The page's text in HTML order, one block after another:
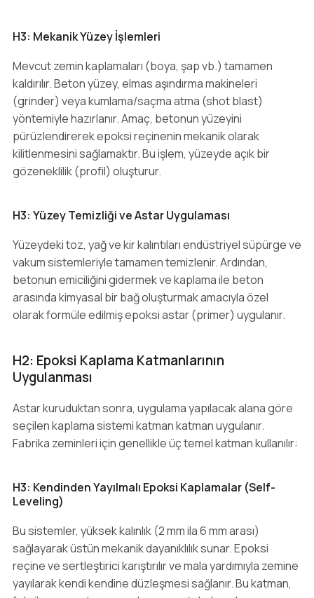
H3: Mekanik Yüzey İşlemleri
Mevcut zemin kaplamaları (boya, şap vb.) tamamen
kaldırılır. Beton yüzey, elmas aşındırma makineleri
(grinder) veya kumlama/saçma atma (shot blast)
yöntemiyle hazırlanır. Amaç, betonun yüzeyini
pürüzlendirerek epoksi reçinenin mekanik olarak
kilitlenmesini sağlamaktır. Bu işlem, yüzeyde açık bir
gözeneklilik (profil) oluşturur.
H3: Yüzey Temizliği ve Astar Uygulaması
Yüzeydeki toz, yağ ve kir kalıntıları endüstriyel süpürge ve
vakum sistemleriyle tamamen temizlenir. Ardından,
betonun emiciliğini gidermek ve kaplama ile beton
arasında kimyasal bir bağ oluşturmak amacıyla özel
olarak formüle edilmiş epoksi astar (primer) uygulanır.
H2: Epoksi Kaplama Katmanlarının
Uygulanması
Astar kuruduktan sonra, uygulama yapılacak alana göre
seçilen kaplama sistemi katman katman uygulanır.
Fabrika zeminleri için genellikle üç temel katman kullanılır:
H3: Kendinden Yayılmalı Epoksi Kaplamalar (Self-
Leveling)
Bu sistemler, yüksek kalınlık (2 mm ila 6 mm arası)
sağlayarak üstün mekanik dayanıklılık sunar. Epoksi
reçine ve sertleştirici karıştırılır ve mala yardımıyla zemine
yayılarak kendi kendine düzleşmesi sağlanır. Bu katman,